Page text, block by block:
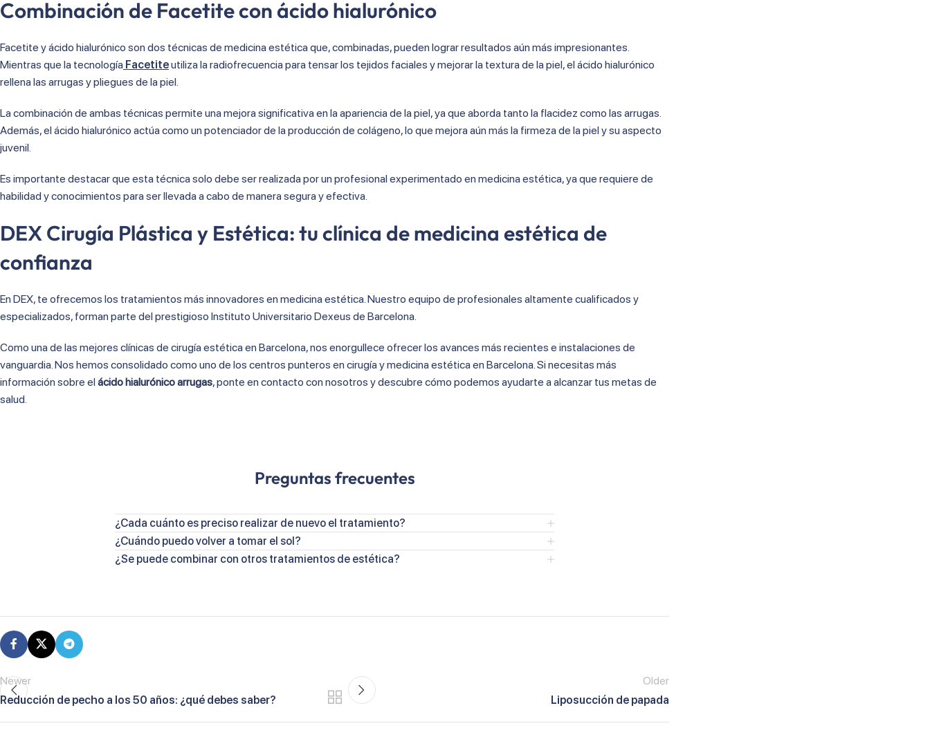
Combinación de Facetite con ácido hialurónico
Facetite y ácido hialurónico son dos técnicas de medicina estética que, combinadas, pueden lograr resultados aún más impresionantes.
Mientras que la tecnología Facetiteutiliza la radiofrecuencia para tensar los tejidos faciales y mejorar la textura de la piel, el ácido hialurónico
rellena las arrugas y pliegues de la piel.
La combinación de ambas técnicas permite una mejora significativa en la apariencia de la piel, ya que aborda tanto la flacidez como las arrugas.
Además, el ácido hialurónico actúa como un potenciador de la producción de colágeno, lo que mejora aún más la firmeza de la piel y su aspecto
juvenil.
Es importante destacar que esta técnica solo debe ser realizada por un profesional experimentado en medicina estética, ya que requiere de
habilidad y conocimientos para ser llevada a cabo de manera segura y efectiva.
DEX Cirugía Plástica y Estética: tu clínica de medicina estética de
confianza
En DEX, te ofrecemos los tratamientos más innovadores en medicina estética. Nuestro equipo de profesionales altamente cualificados y
especializados, forman parte del prestigioso Instituto Universitario Dexeus de Barcelona.
Como una de las mejores clínicas de cirugía estética en Barcelona, nos enorgullece ofrecer los avances más recientes e instalaciones de
vanguardia. Nos hemos consolidado como uno de los centros punteros en cirugía y medicina estética en Barcelona. Si necesitas más
información sobre elácido hialurónico arrugas, ponte en contacto con nosotros y descubre cómo podemos ayudarte a alcanzar tus metas de
salud.
Preguntas frecuentes
¿Cada cuánto es preciso realizar de nuevo el tratamiento?
¿Cuándo puedo volver a tomar el sol?
¿Se puede combinar con otros tratamientos de estética?
Newer
Reducción de pecho a los 50 años: ¿qué debes saber?
Older
Liposucción de papada